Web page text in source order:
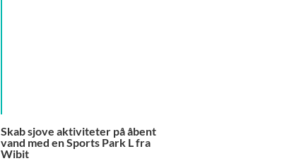
Skab sjove aktiviteter på åbent
vand med en Sports Park L fra
Wibit